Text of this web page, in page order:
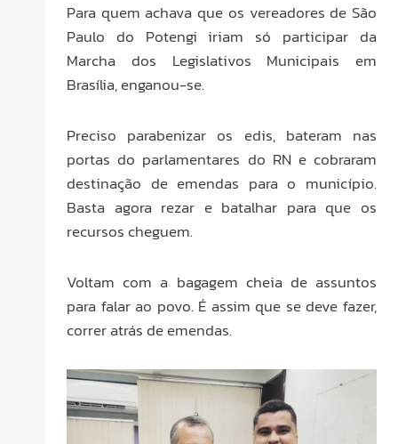
Para quem achava que os vereadores de São
Paulo do Potengi iriam só participar da
Marcha dos Legislativos Municipais em
Brasília, enganou-se.
Preciso parabenizar os edis, bateram nas
portas do parlamentares do RN e cobraram
destinação de emendas para o município.
Basta agora rezar e batalhar para que os
recursos cheguem.
Voltam com a bagagem cheia de assuntos
para falar ao povo. É assim que se deve fazer,
correr atrás de emendas.